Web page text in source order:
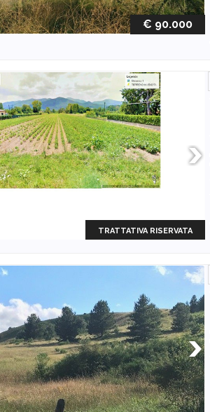
€ 90.000
TRATTATIVA RISERVATA